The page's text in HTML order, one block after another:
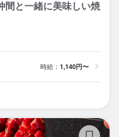
間と一緒に美味しい焼
時給： 1,140円〜